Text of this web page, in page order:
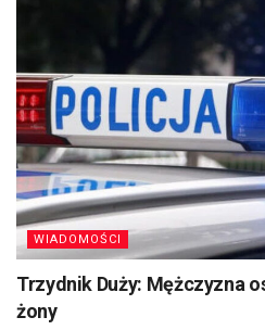
WIADOMOŚCI
Trzydnik Duży: Mężczyzna
żony